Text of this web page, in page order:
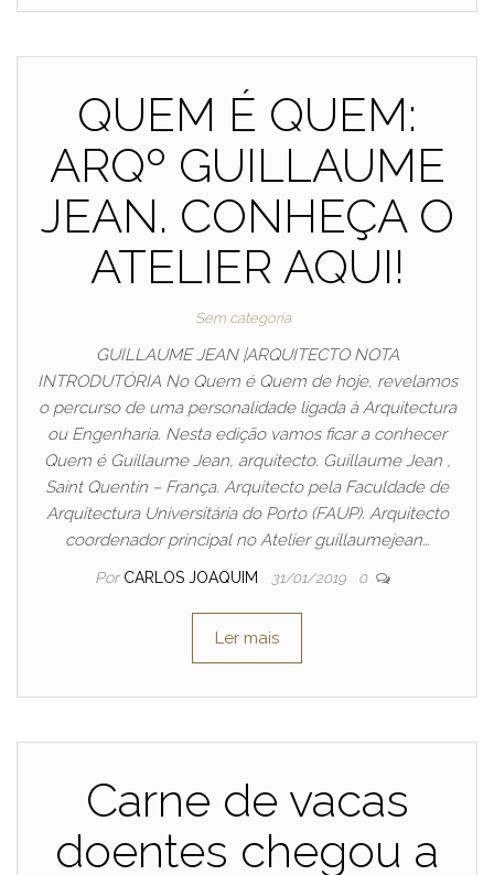
QUEM É QUEM:
ARQº GUILLAUME
JEAN. CONHEÇA O
ATELIER AQUI!
Sem categoria
GUILLAUME JEAN |ARQUITECTO NOTA
INTRODUTÓRIA No Quem é Quem de hoje, revelamos
o percurso de uma personalidade ligada à Arquitectura
ou Engenharia. Nesta edição vamos ficar a conhecer
Quem é Guillaume Jean, arquitecto. Guillaume Jean ,
Saint Quentin – França. Arquitecto pela Faculdade de
Arquitectura Universitária do Porto (FAUP). Arquitecto
coordenador principal no Atelier guillaumejean…
Por CARLOS JOAQUIM 31/01/2019 0
Ler mais
Carne de vacas
doentes chegou a